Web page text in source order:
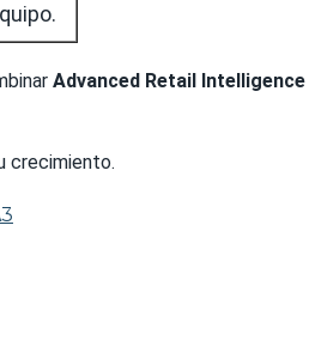
Advanced Retail Intelligence
crecimiento.